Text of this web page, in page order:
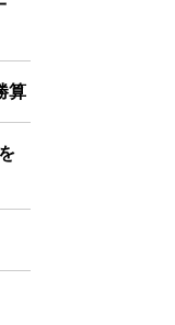
算